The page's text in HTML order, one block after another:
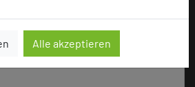
Alle akzeptieren
Hotel bewerten